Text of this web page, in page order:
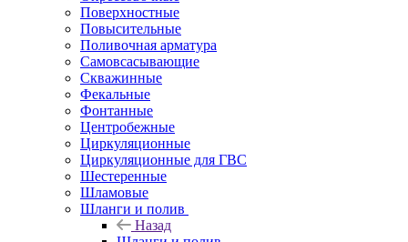
Поверхностные
Повысительные
Поливочная арматура
Самовсасывающие
Скважинные
Фекальные
Фонтанные
Центробежные
Циркуляционные
Циркуляционные для ГВС
Шестеренные
Шламовые
Шланги и полив
Назад